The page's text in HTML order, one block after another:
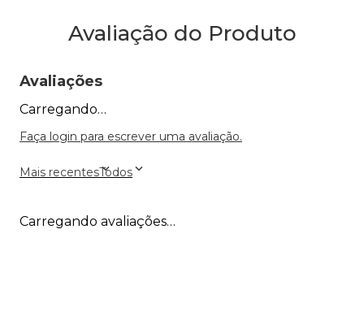
Avaliação do Produto
Avaliações
Carregando…
Faça login para escrever uma avaliação.
Mais recentesTodos
Carregando avaliações…